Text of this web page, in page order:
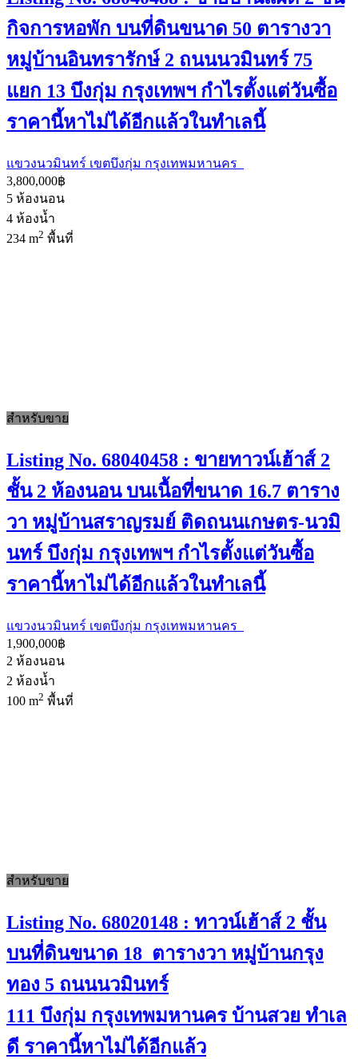
กิจการหอพัก บนที่ดินขนาด 50 ตารางวา
หมู่บ้านอินทรารักษ์ 2 ถนนนวมินทร์ 75
แยก 13 บึงกุ่ม กรุงเทพฯ กำไรตั้งแต่วันซื้อ
ราคานี้หาไม่ได้อีกแล้วในทำเลนี้
แขวงนวมินทร์ เขตบึงกุ่ม กรุงเทพมหานคร
3,800,000฿
5 ห้องนอน
4 ห้องน้ำ
234 m2 พื้นที่
สำหรับขาย
Listing No. 68040458 : ขายทาวน์เฮ้าส์ 2
ชั้น 2 ห้องนอน บนเนื้อที่ขนาด 16.7 ตาราง
วา หมู่บ้านสราญรมย์ ติดถนนเกษตร-นวมิ
นทร์ บึงกุ่ม กรุงเทพฯ กำไรตั้งแต่วันซื้อ
ราคานี้หาไม่ได้อีกแล้วในทำเลนี้
แขวงนวมินทร์ เขตบึงกุ่ม กรุงเทพมหานคร
1,900,000฿
2 ห้องนอน
2 ห้องน้ำ
100 m2 พื้นที่
สำหรับขาย
Listing No. 68020148 : ทาวน์เฮ้าส์ 2 ชั้น
บนที่ดินขนาด 18 ตารางวา หมู่บ้านกรุง
ทอง 5 ถนนนวมินทร์
111 บึงกุ่ม กรุงเทพมหานคร บ้านสวย ทำเล
ดี ราคานี้หาไม่ได้อีกแล้ว